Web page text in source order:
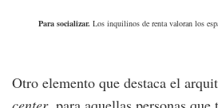
Para socializar. Los inquilinos de renta valoran los
Otro elemento que destaca el